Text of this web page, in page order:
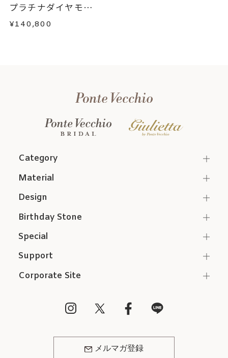
プラチナダイヤモン
ド...
¥140,800
Category
Support
Corporate Site
メルマガ登録
Material
Design
Birthday Stone
Special